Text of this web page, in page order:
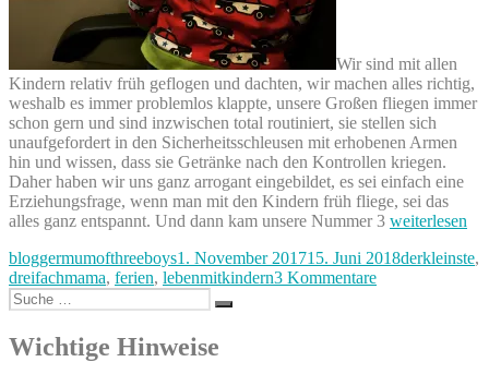
Wir sind mit allen
Kindern relativ früh geflogen und dachten, wir machen alles richtig,
weshalb es immer problemlos klappte, unsere Großen fliegen immer
schon gern und sind inzwischen total routiniert, sie stellen sich
unaufgefordert in den Sicherheitsschleusen mit erhobenen Armen
hin und wissen, dass sie Getränke nach den Kontrollen kriegen.
Daher haben wir uns ganz arrogant eingebildet, es sei einfach eine
Erziehungsfrage, wenn man mit den Kindern früh fliege, sei das
alles ganz entspannt. Und dann kam unsere Nummer 3 „Fliegen
Kindern“
weiterlesen
Autor
bloggermumofthreeboysVeröffentlicht
am
1. November 201715. Juni 2018Kategorien
derkleinste,
dreifachmama, ferien, lebenmitkindern3 Kommentarezu
Suche
nach:
Suchen
Wichtige Hinweise